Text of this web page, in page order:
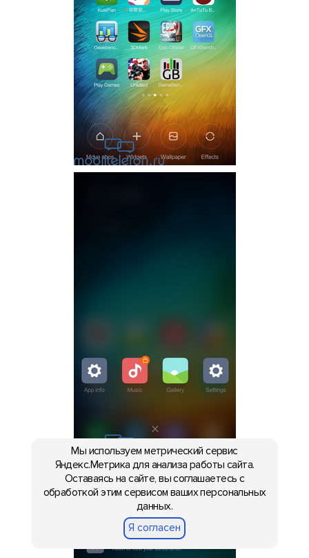
Мы используем метрический сервис
Яндекс.Метрика для анализа работы сайта.
Оставаясь на сайте, вы соглашаетесь с
обработкой этим сервисом ваших персональных
данных.
Я согласен